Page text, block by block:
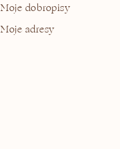
Moje dobropisy
Moje adresy